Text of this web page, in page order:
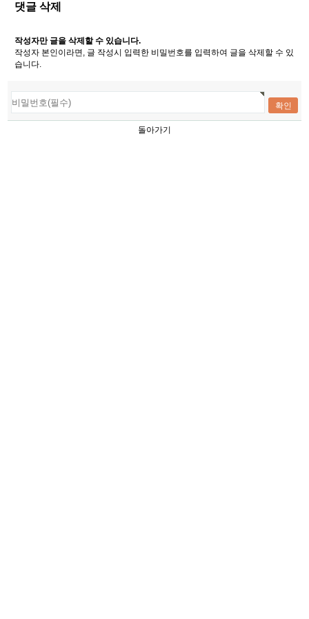
댓글 삭제
작성자만 글을 삭제할 수 있습니다.
작성자 본인이라면, 글 작성시 입력한 비밀번호를 입력하여 글을 삭제할 수 있
습니다.
돌아가기